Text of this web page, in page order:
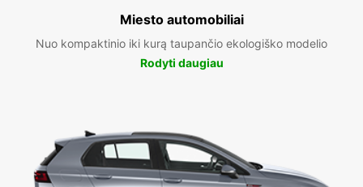
Miesto automobiliai
Nuo kompaktinio iki kurą taupančio ekologiško modelio
Rodyti daugiau